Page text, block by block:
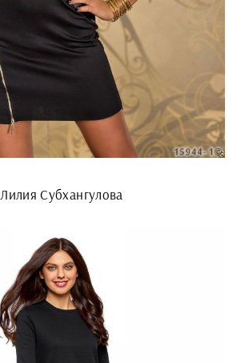
Лилия Субхангулова